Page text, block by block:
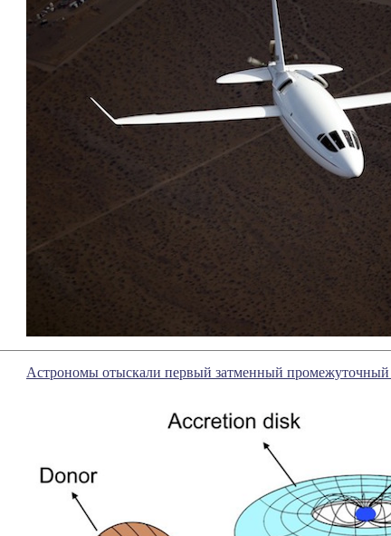
Астрономы отыскали первый затменный промежуточный